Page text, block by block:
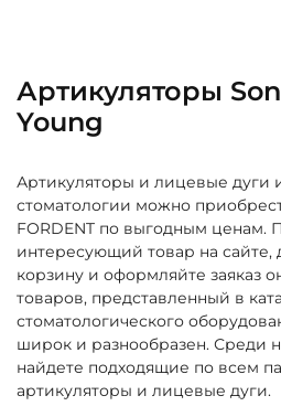
Артикуляторы
Young
Артикуляторы и лицевые дуги
стоматологии можно
FORDENT по выгодным ценам.
интересующий товар на сайте,
корзину и оформляйте заяказ
товаров, представленный в
стоматологического
широк и разнообразен. Среди
найдете подходящие по всем
артикуляторы и лицевые дуги.